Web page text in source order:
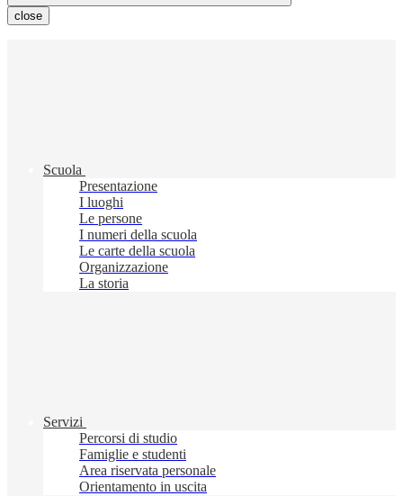
close
Scuola
Presentazione
I luoghi
Le persone
I numeri della scuola
Le carte della scuola
Organizzazione
La storia
Servizi
Percorsi di studio
Famiglie e studenti
Area riservata personale
Orientamento in uscita